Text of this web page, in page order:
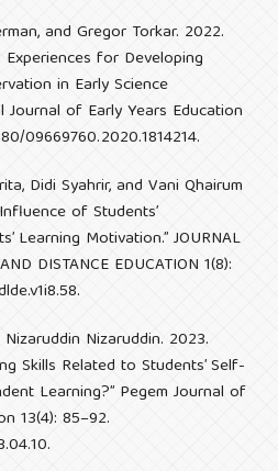
and Gregor Torkar. 2022.
for Developing
in Early Science
Journal of Early Years Education
09669760.2020.1814214.
Didi Syahrir, and Vani Qhairum
of Students’
Learning Motivation.” JOURNAL
DISTANCE EDUCATION 1(8):
Nizaruddin. 2023.
Skills Related to Students’ Self-
Learning?” Pegem Journal of
13(4): 85–92.